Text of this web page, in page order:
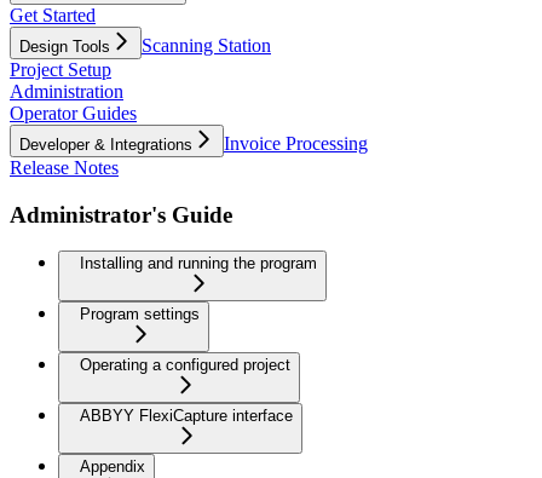
Get Started
Design Tools
Scanning Station
Project Setup
Administration
Operator Guides
Developer & Integrations
Invoice Processing
Release Notes
Administrator's Guide
Installing and running the program
Program settings
Operating a configured project
ABBYY FlexiCapture interface
Appendix